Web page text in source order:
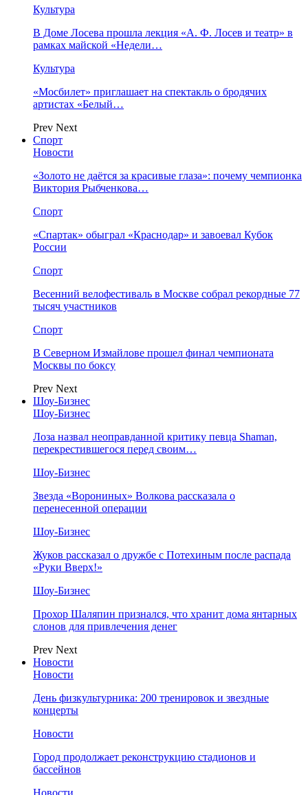
Культура
В Доме Лосева прошла лекция «А. Ф. Лосев и театр» в
рамках майской «Недели…
Культура
«Мосбилет» приглашает на спектакль о бродячих
артистах «Белый…
Prev Next
Спорт
Новости
«Золото не даётся за красивые глаза»: почему чемпионка
Виктория Рыбченкова…
Спорт
«Спартак» обыграл «Краснодар» и завоевал Кубок
России
Спорт
Весенний велофестиваль в Москве собрал рекордные 77
тысяч участников
Спорт
В Северном Измайлове прошел финал чемпионата
Москвы по боксу
Prev Next
Шоу-Бизнес
Шоу-Бизнес
Лоза назвал неоправданной критику певца Shaman,
перекрестившегося перед своим…
Шоу-Бизнес
Звезда «Ворониных» Волкова рассказала о
перенесенной операции
Шоу-Бизнес
Жуков рассказал о дружбе с Потехиным после распада
«Руки Вверх!»
Шоу-Бизнес
Прохор Шаляпин признался, что хранит дома янтарных
слонов для привлечения денег
Prev Next
Новости
Новости
День физкультурника: 200 тренировок и звездные
концерты
Новости
Город продолжает реконструкцию стадионов и
бассейнов
Новости